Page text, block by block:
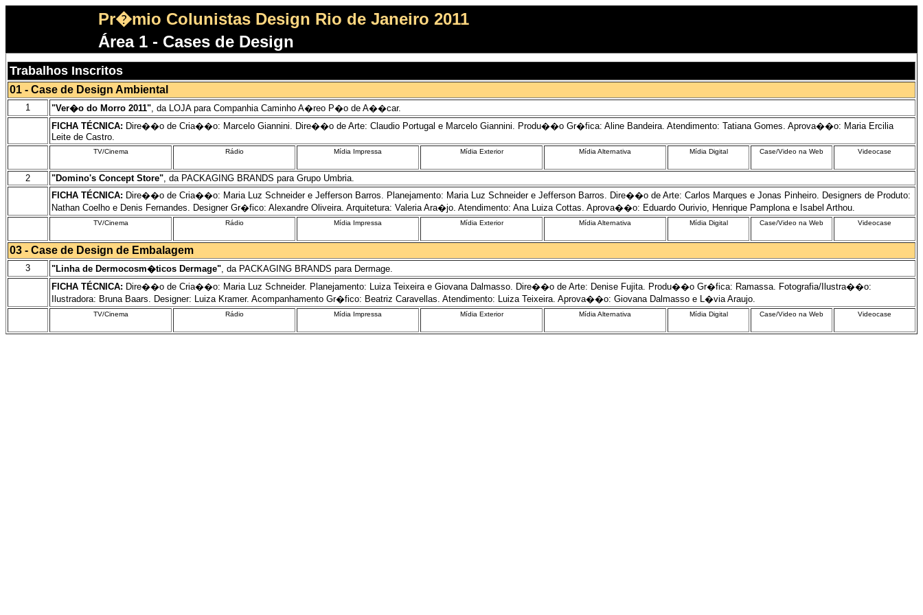
Pr�mio Colunistas Design Rio de Janeiro 2011
Área 1 - Cases de Design
Trabalhos Inscritos
01 - Case de Design Ambiental
1 "Ver�o do Morro 2011", da LOJA para Companhia Caminho A�reo P�o de A��car.
FICHA TÉCNICA: Dire��o de Cria��o: Marcelo Giannini. Dire��o de Arte: Claudio Portugal e Marcelo Giannini. Produ��o Gr�fica: Aline Bandeira. Atendimento: Tatiana Gomes. Aprova��o: Maria Ercilia
Leite de Castro.
TV/Cinema Rádio Mídia Impressa Mídia Exterior Mídia Alternativa Mídia Digital Case/Video na Web Videocase
2 "Domino's Concept Store", da PACKAGING BRANDS para Grupo Umbria.
FICHA TÉCNICA: Dire��o de Cria��o: Maria Luz Schneider e Jefferson Barros. Planejamento: Maria Luz Schneider e Jefferson Barros. Dire��o de Arte: Carlos Marques e Jonas Pinheiro. Designers de Produto:
Nathan Coelho e Denis Fernandes. Designer Gr�fico: Alexandre Oliveira. Arquitetura: Valeria Ara�jo. Atendimento: Ana Luiza Cottas. Aprova��o: Eduardo Ourivio, Henrique Pamplona e Isabel Arthou.
TV/Cinema Rádio Mídia Impressa Mídia Exterior Mídia Alternativa Mídia Digital Case/Video na Web Videocase
03 - Case de Design de Embalagem
3 "Linha de Dermocosm�ticos Dermage", da PACKAGING BRANDS para Dermage.
FICHA TÉCNICA: Dire��o de Cria��o: Maria Luz Schneider. Planejamento: Luiza Teixeira e Giovana Dalmasso. Dire��o de Arte: Denise Fujita. Produ��o Gr�fica: Ramassa. Fotografia/Ilustra��o:
Ilustradora: Bruna Baars. Designer: Luiza Kramer. Acompanhamento Gr�fico: Beatriz Caravellas. Atendimento: Luiza Teixeira. Aprova��o: Giovana Dalmasso e L�via Araujo.
TV/Cinema Rádio Mídia Impressa Mídia Exterior Mídia Alternativa Mídia Digital Case/Video na Web Videocase